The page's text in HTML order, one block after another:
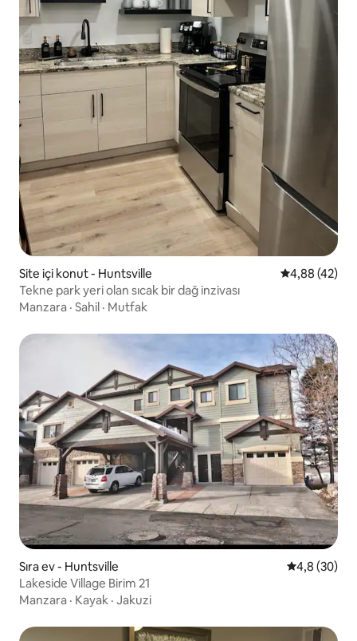
Site içi konut - Huntsville 5 üzerinden
4,88 (42)
Tekne park yeri olan sıcak bir dağ inzivası
Manzara · Sahil · Mutfak
Sıra ev - Huntsville 5 üzerinden
4,8 (30)
Lakeside Village Birim 21
Manzara · Kayak · Jakuzi